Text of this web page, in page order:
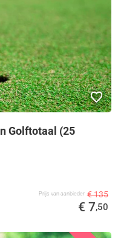
Golftotaal (25
Prijs van aanbieder € 135
€ 7,50